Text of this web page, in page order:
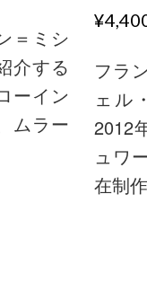
＝ミシ
介する
ーイン
ムラー
フラ
ェル
2012
ュワ
在制